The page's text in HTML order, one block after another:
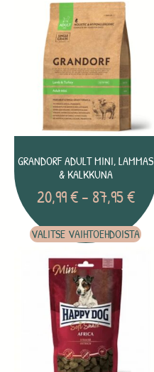
GRANDORF ADULT MINI, LAMMAS
& KALKKUNA
20,99€ – 87,95€
VALITSE VAIHTOEHDOISTA